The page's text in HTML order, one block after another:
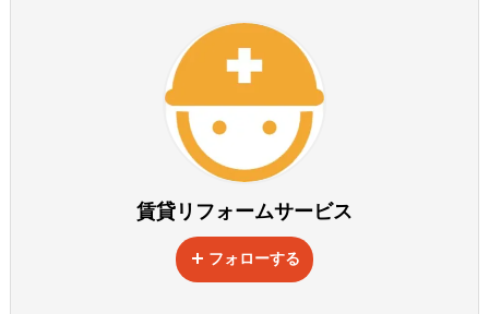
賃貸リフォームサービス
フォローする